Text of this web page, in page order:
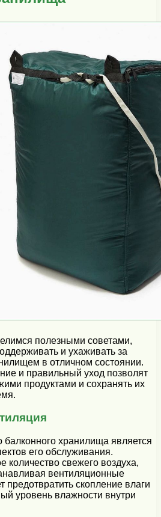
полезными советами,
и ухаживать за
в отличном состоянии.
и правильный уход позволят
продуктами и сохранять их
хранилища является
его обслуживания.
количество свежего воздуха,
вентиляционные
предотвратить скопление влаги
уровень влажности внутри